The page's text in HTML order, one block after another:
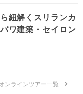
紐解くスリランカ
ワ建築・セイロン
オンラインツアー一覧